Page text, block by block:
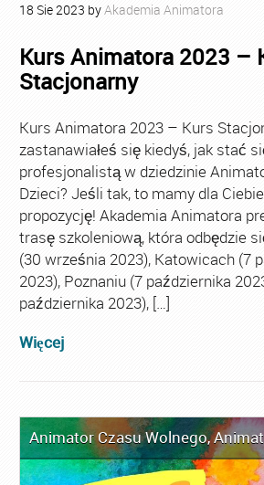
18 Sie2023 byAkademia Animatora
Kurs Animatora 2023 –
Stacjonarny
Kurs Animatora 2023 – Kurs
zastanawiałeś się kiedyś, jak stać
profesjonalistą w dziedzinie
Dzieci? Jeśli tak, to mamy dla
propozycję! Akademia Animatora
trasę szkoleniową, która odbędzie
(30 września 2023), Katowicach (7
2023), Poznaniu (7 października
października 2023), […]
Więcej
Animator Czasu Wolnego,